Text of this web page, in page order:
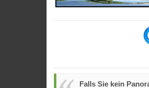
Falls Sie kein